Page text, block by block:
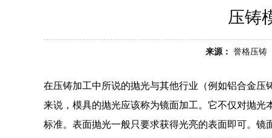
压铸
来源： 誉格压
在压铸加工中所说的抛光与其他行业（例如铝合金
来说，模具的抛光应该称为镜面加工。它不仅对抛
标准。表面抛光一般只要求获得光亮的表面即可。镜